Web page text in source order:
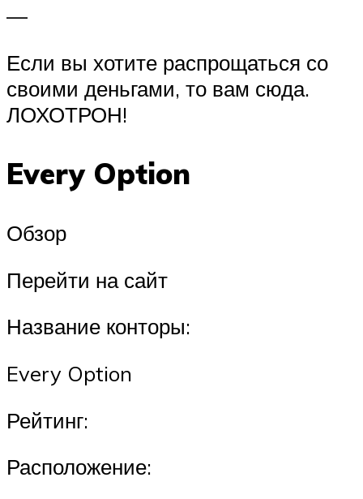
—
Если вы хотите распрощаться со
своими деньгами, то вам сюда.
ЛОХОТРОН!
Every Option
Обзор
Перейти на сайт
Название конторы:
Every Option
Рейтинг:
Расположение: